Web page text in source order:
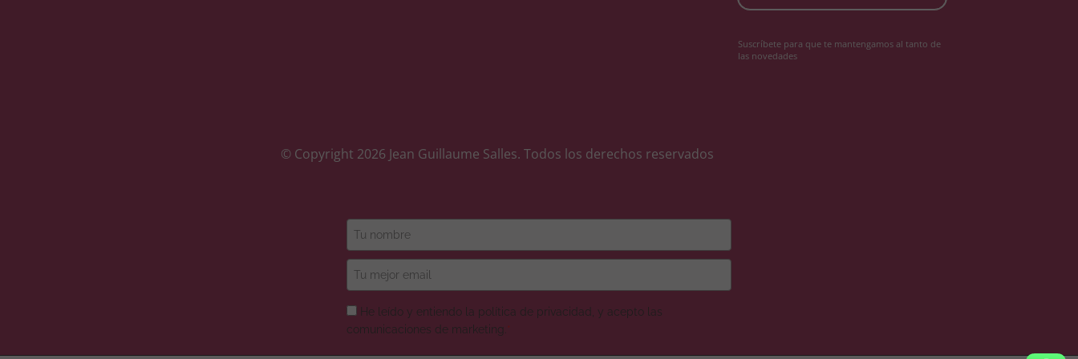
Suscríbete para que te mantengamos al tanto de
las novedades
© Copyright 2026 Jean Guillaume Salles. Todos los derechos reservados
He leído y entiendo la política de privacidad, y acepto las
comunicaciones de marketing. *